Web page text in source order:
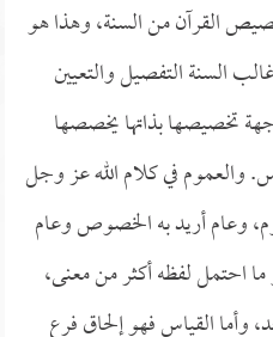
القرآن من السنة، وهذا هو
السنة التفصيل والتعيين
تخصيصها بذاتها يخصصها
والعموم في كلام الله عز وجل
وعام أريد به الخصوص وعام
احتمل لفظه أكثر من معنى،
وأما القياس فهو إلحاق فرع